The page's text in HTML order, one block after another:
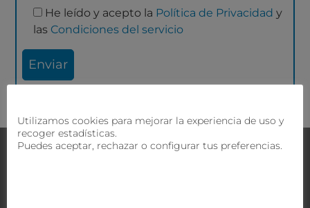
He leído y acepto la Política de Privacidad y
las Condiciones del servicio
Contacta con nosotros
Utilizamos cookies para mejorar la experiencia de uso y
recoger estadísticas.
Puedes aceptar, rechazar o configurar tus preferencias.